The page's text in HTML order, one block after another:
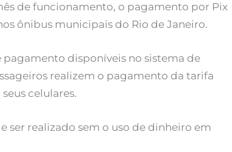
de funcionamento, o pagamento por Pix
ônibus municipais do Rio de Janeiro.
disponíveis no sistema de
realizem o pagamento da tarifa
celulares.
ser realizado sem o uso de dinheiro em